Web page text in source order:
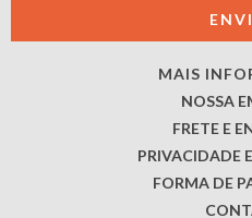
MAIS
NOSSA
FRETE E
PRIVACIDADE
FORMA DE